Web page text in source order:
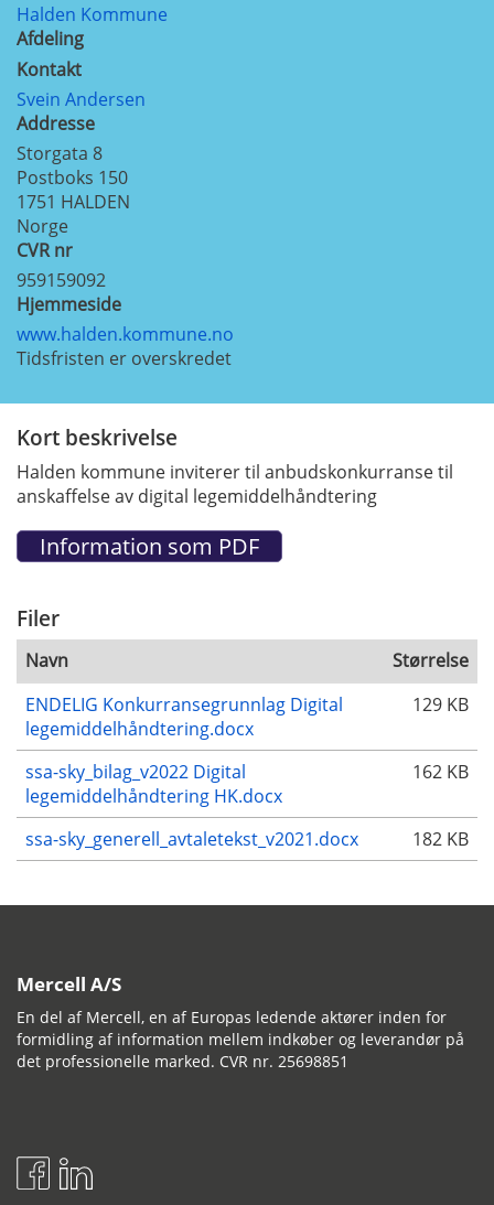
Halden Kommune
Afdeling
Kontakt
Svein Andersen
Addresse
Storgata 8
Postboks 150
1751 HALDEN
Norge
CVR nr
959159092
Hjemmeside
www.halden.kommune.no
Tidsfristen er overskredet
Kort beskrivelse
Halden kommune inviterer til anbudskonkurranse til
anskaffelse av digital legemiddelhåndtering
Filer
Navn
Størrelse
ENDELIG Konkurransegrunnlag Digital
legemiddelhåndtering.docx
129 KB
ssa-sky_bilag_v2022 Digital
legemiddelhåndtering HK.docx
162 KB
ssa-sky_generell_avtaletekst_v2021.docx 182 KB
Mercell A/S
En del af Mercell, en af Europas ledende aktører inden for
formidling af information mellem indkøber og leverandør på
det professionelle marked. CVR nr. 25698851